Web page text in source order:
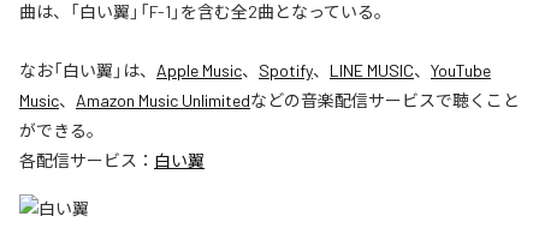
曲は、「白い翼」「F-1」を含む全2曲となっている。
なお「白い翼 」は、 Apple Music、 Spotify、 LINE MUSIC、 YouTube
Music、 Amazon Music Unlimitedなどの音楽配信サービスで聴くこと
ができる。
各配信サービス： 白い翼